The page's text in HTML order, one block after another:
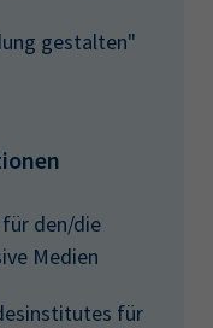
gestalten"
den/die
Medien
für